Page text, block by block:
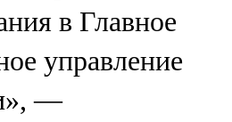
в Главное
управление
—